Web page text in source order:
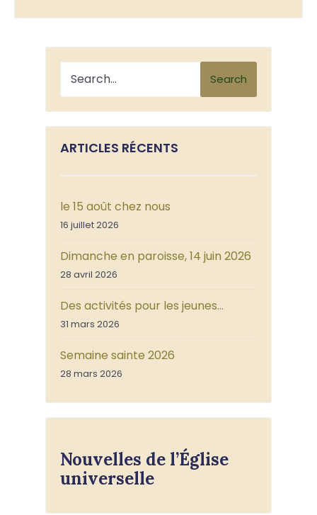
Search
ARTICLES RÉCENTS
le 15 août chez nous
16 juillet 2026
Dimanche en paroisse, 14 juin 2026
28 avril 2026
Des activités pour les jeunes…
31 mars 2026
Semaine sainte 2026
28 mars 2026
Nouvelles de l’Église
universelle